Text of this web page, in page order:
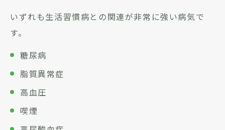
いずれも生活習慣病との関連が非常に強い病気で
す。
糖尿病
脂質異常症
高血圧
喫煙